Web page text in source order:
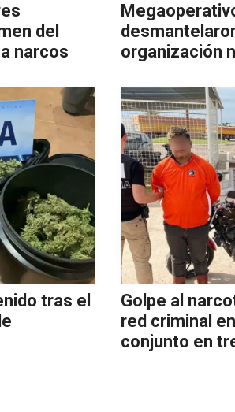
del
narcos
organización
tras el
Golpe al
red criminal
conjunto en